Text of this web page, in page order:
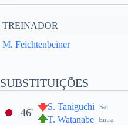
TREINADOR
M. Feichtenbeiner
SUBSTITUIÇÕES
Sai
S. Taniguchi
Entra
T. Watanabe
46'